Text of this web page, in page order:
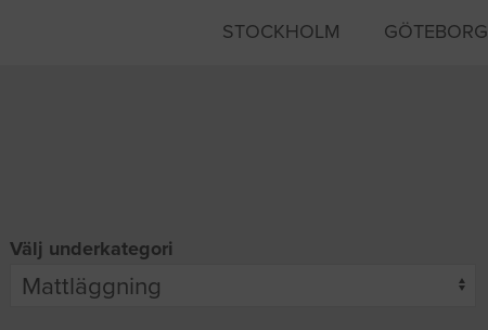
STOCKHOLM GÖTEBORG
Välj underkategori